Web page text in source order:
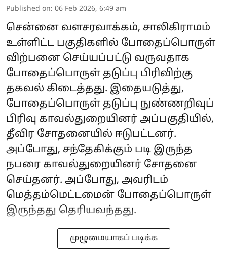
Published on: 06 Feb 2026, 6:49 am
சென்னை வளசரவாக்கம், சாலிகிராமம்
உள்ளிட்ட பகுதிகளில் போதைப்பொருள்
விற்பனை செய்யப்பட்டு வருவதாக
போதைப்பொருள் தடுப்பு பிரிவிற்கு
தகவல் கிடைத்தது. இதையடுத்து,
போதைப்பொருள் தடுப்பு நுண்ணறிவுப்
பிரிவு காவல்துறையினர் அப்பகுதியில்,
தீவிர சோதனையில் ஈடுபட்டனர்.
அப்போது, சந்தேகிக்கும் படி இருந்த
நபரை காவல்துறையினர் சோதனை
செய்தனர். அப்போது, அவரிடம்
மெத்தம்மெட்டமைன் போதைப்பொருள்
இருந்தது தெரியவந்தது.
முழுமையாகப் படிக்க